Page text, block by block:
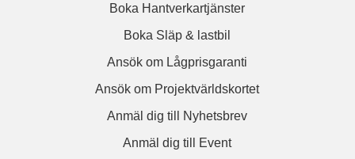
Boka Hantverkartjänster
Boka Släp & lastbil
Ansök om Lågprisgaranti
Ansök om Projektvärldskortet
Anmäl dig till Nyhetsbrev
Anmäl dig till Event